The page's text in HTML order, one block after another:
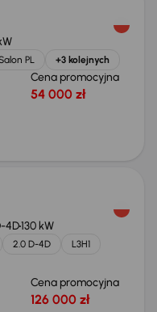
PL +3 kolejnych
Cena promocyjna
54 000 zł
4D130 kW
2.0 D-4D
L3H1
Cena promocyjna
126 000 zł